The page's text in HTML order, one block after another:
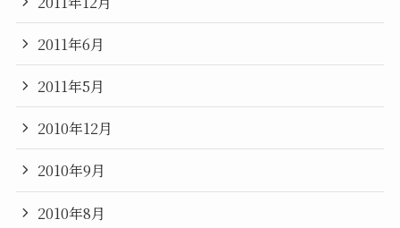
2011年6月
2011年5月
2010年12月
2010年9月
2010年8月